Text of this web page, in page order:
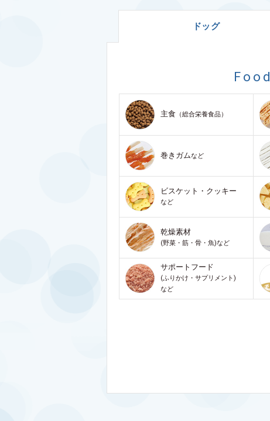
ドッグ
Food
主食 （総合栄養食品）
巻きガムなど
ビスケット・クッキー
など
乾燥素材
(野菜・筋・骨・魚)など
サポートフード
(ふりかけ・サプリメント)
など